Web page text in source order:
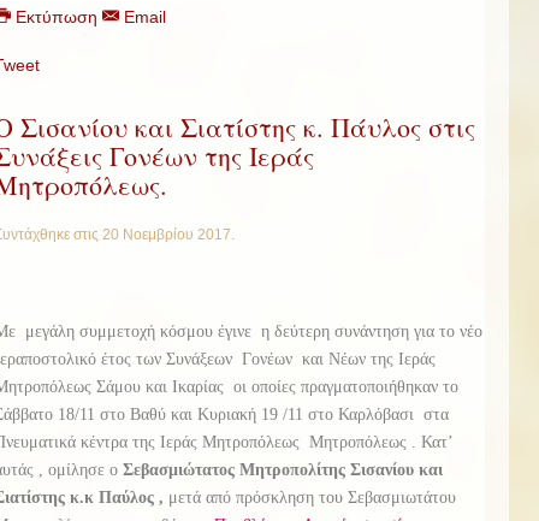
Εκτύπωση Email
Σισανίου και Σιατίστης κ. Πάυλος στις
Γονέων της Ιεράς
στις 20 Νοεμβρίου 2017.
μεγάλη συμμετοχή κόσμου έγινε η δεύτερη συνάντηση για το νέο
έτος των Συνάξεων Γονέων και Νέων της Ιεράς
Σάμου και Ικαρίας οι οποίες πραγματοποιήθηκαν το
18/11 στο Βαθύ και Κυριακή 19 /11 στο Καρλόβασι στα
κέντρα της Ιεράς Μητροπόλεως Μητροπόλεως . Κατ’
, ομίλησε ο Σεβασμιώτατος Μητροπολίτης Σισανίου και
κ.κ Παύλος , μετά από πρόσκληση του Σεβασμιωτάτου